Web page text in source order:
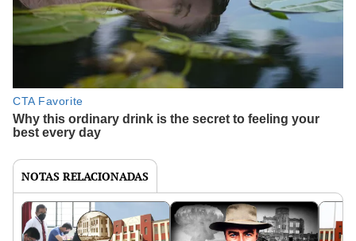
NOTAS RELACIONADAS